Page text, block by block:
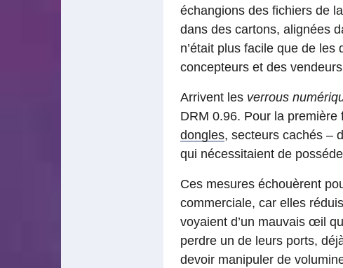
échangions des fichiers de
dans des cartons, alignées
n’était plus facile que de
concepteurs et des
Arrivent les verrous
DRM 0.96. Pour la
dongles, secteurs cachés –
qui nécessitaient de
Ces mesures échouèrent
commerciale, car elles
voyaient d’un mauvais œil
perdre un de leurs ports,
devoir manipuler de